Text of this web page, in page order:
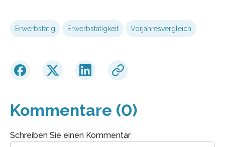
Erwerbstätig Erwerbstätigkeit Vorjahresvergleich
Kommentare (0)
Schreiben Sie einen Kommentar